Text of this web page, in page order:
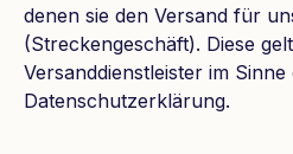
denen sie den Versand für
(Streckengeschäft). Diese
Versanddienstleister im
Datenschutzerklärung.